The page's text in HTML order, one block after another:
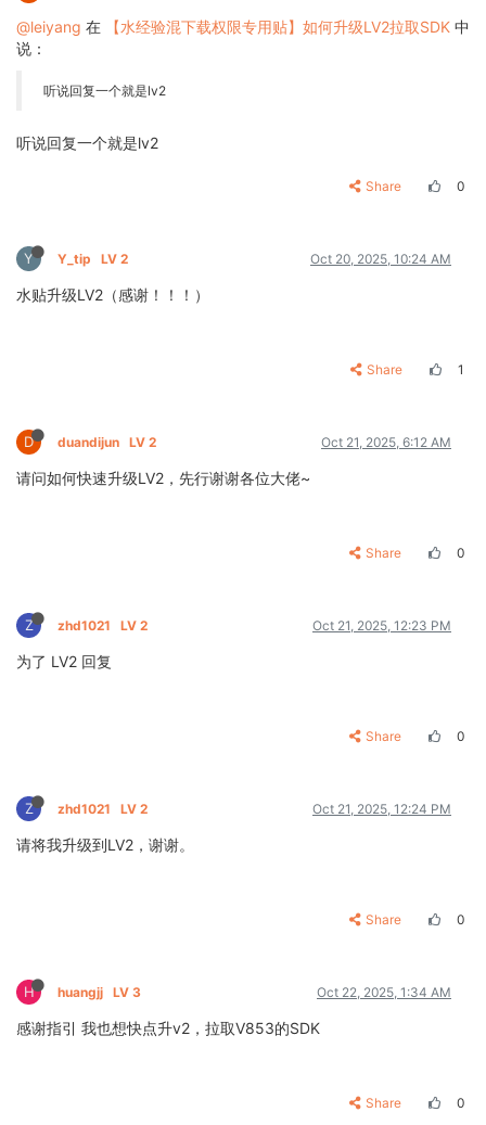
@leiyang 在 【水经验混下载权限专用贴】如何升级LV2拉取SDK 中
说：
听说回复一个就是lv2
听说回复一个就是lv2
Share 0
Y Y_tip LV 2 Oct 20, 2025, 10:24 AM
水贴升级LV2（感谢！！！）
Share 1
D duandijun LV 2 Oct 21, 2025, 6:12 AM
请问如何快速升级LV2，先行谢谢各位大佬~
Share 0
Z zhd1021 LV 2 Oct 21, 2025, 12:23 PM
为了 LV2 回复
Share 0
Z zhd1021 LV 2 Oct 21, 2025, 12:24 PM
请将我升级到LV2，谢谢。
Share 0
H huangjj LV 3 Oct 22, 2025, 1:34 AM
感谢指引 我也想快点升v2，拉取V853的SDK
Share 0